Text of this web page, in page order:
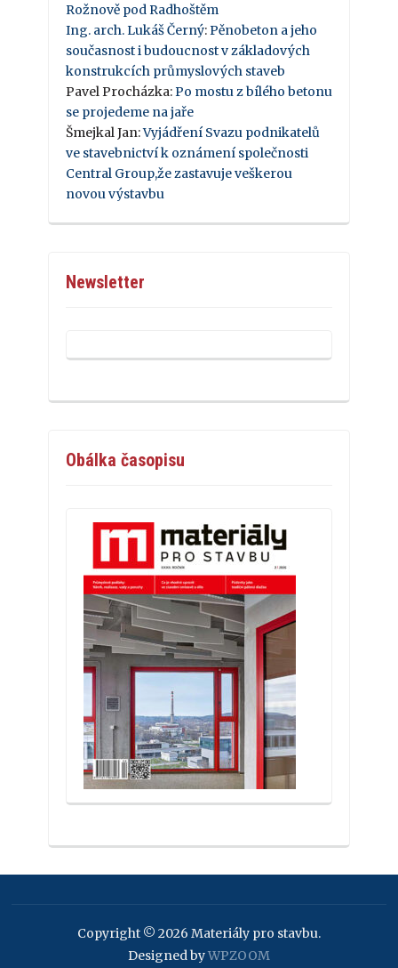
Rožnově pod Radhoštěm
Ing. arch. Lukáš Černý: Pěnobeton a jeho
současnost i budoucnost v základových
konstrukcích průmyslových staveb
Pavel Procházka: Po mostu z bílého betonu
se projedeme na jaře
Šmejkal Jan:Vyjádření Svazu podnikatelů
ve stavebnictví k oznámení společnosti
Central Group,že zastavuje veškerou
novou výstavbu
Newsletter
Obálka časopisu
Copyright © 2026 Materiály pro stavbu.
Designed byWPZOOM